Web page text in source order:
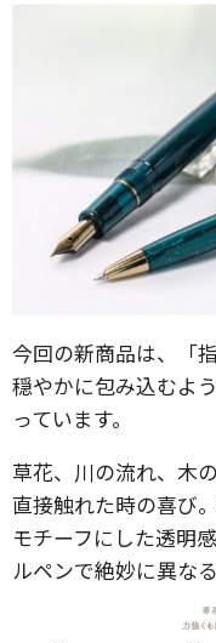
今回の新商品は、「
穏やかに包み込むよ
っています。
草花、川の流れ、木
直接触れた時の喜び
モチーフにした透明
ルペンで絶妙に異な